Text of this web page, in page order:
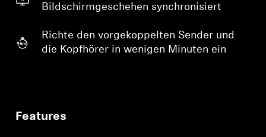
Bildschirmgeschehen synchronisiert
Richte den vorgekoppelten Sender und
die Kopfhörer in wenigen Minuten ein
Features